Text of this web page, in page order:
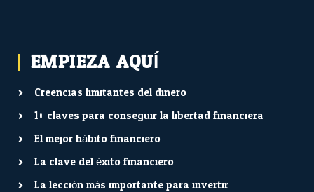
EMPIEZA AQUÍ...
Creencias limitantes del dinero
10 claves para conseguir la libertad financiera
El mejor hábito financiero
La clave del éxito financiero
La lección más importante para invertir